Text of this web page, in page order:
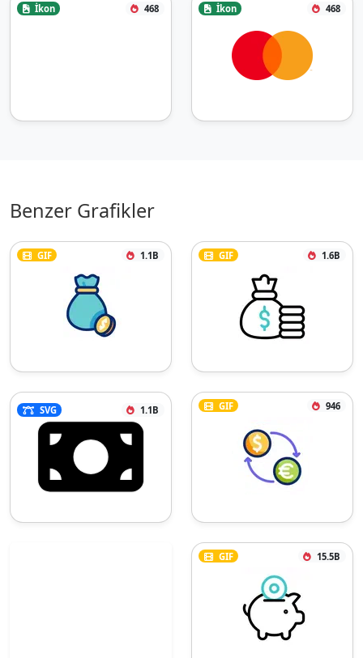
İkon 468 İkon 468
Benzer Grafikler
GIF 1.1B GIF 1.6B
SVG 1.1B GIF 946
GIF 15.5B